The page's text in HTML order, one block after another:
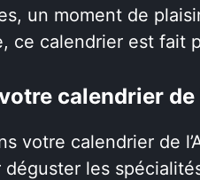
un moment de
ce calendrier est fait
calendrier de
votre calendrier de
les